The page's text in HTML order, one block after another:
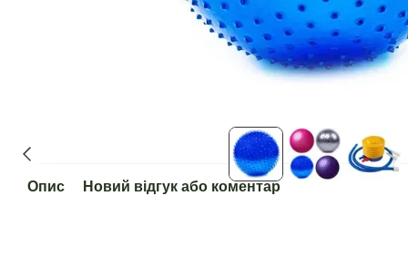
Опис Новий відгук або коментар